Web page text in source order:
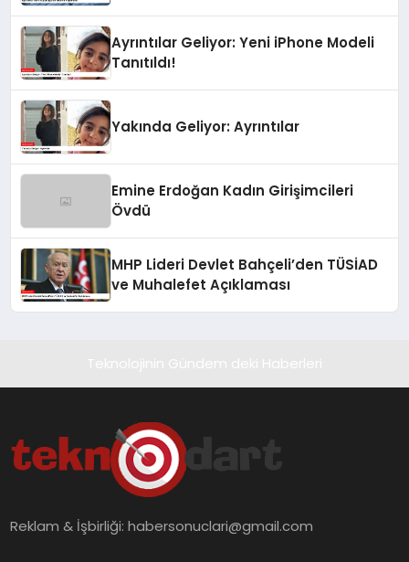
Ayrıntılar Geliyor: Yeni iPhone Modeli
Tanıtıldı!
Yakında Geliyor: Ayrıntılar
Emine Erdoğan Kadın Girişimcileri
Övdü
MHP Lideri Devlet Bahçeli’den TÜSİAD
ve Muhalefet Açıklaması
Reklam & İşbirliği:habersonuclari@gmail.com